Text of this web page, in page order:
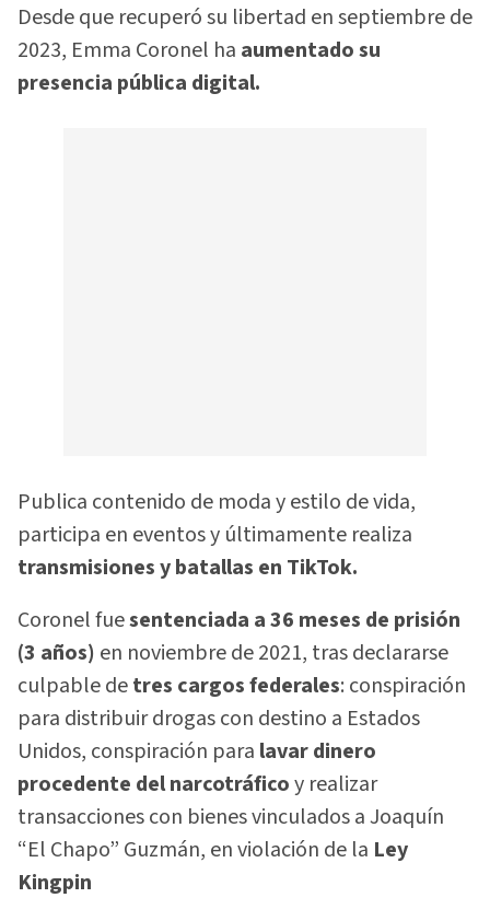
Desde que recuperó su libertad en septiembre de
2023, Emma Coronel ha aumentado su
presencia pública digital.
Publica contenido de moda y estilo de vida,
participa en eventos y últimamente realiza
transmisiones y batallas en TikTok.
Coronel fuesentenciada a 36 meses de prisión
(3 años) en noviembre de 2021, tras declararse
culpable detres cargos federales: conspiración
para distribuir drogas con destino a Estados
Unidos, conspiración para lavar dinero
procedente del narcotráficoy realizar
transacciones con bienes vinculados a Joaquín
“El Chapo” Guzmán, en violación de la Ley
Kingpin